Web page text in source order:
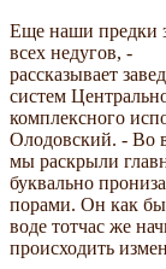
Еще наши предки
всех недугов, -
рассказывает
систем
комплексного
Олодовский. - Во
мы раскрыли
буквально
порами. Он как
воде тотчас же
происходить